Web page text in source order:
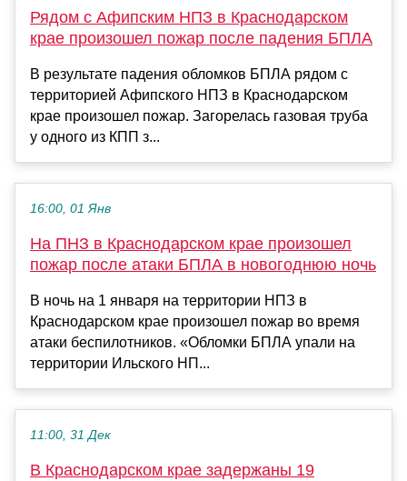
Рядом с Афипским НПЗ в Краснодарском
крае произошел пожар после падения БПЛА
В результате падения обломков БПЛА рядом с
территорией Афипского НПЗ в Краснодарском
крае произошел пожар. Загорелась газовая труба
у одного из КПП з...
16:00, 01 Янв
На ПНЗ в Краснодарском крае произошел
пожар после атаки БПЛА в новогоднюю ночь
В ночь на 1 января на территории НПЗ в
Краснодарском крае произошел пожар во время
атаки беспилотников. «Обломки БПЛА упали на
территории Ильского НП...
11:00, 31 Дек
В Краснодарском крае задержаны 19